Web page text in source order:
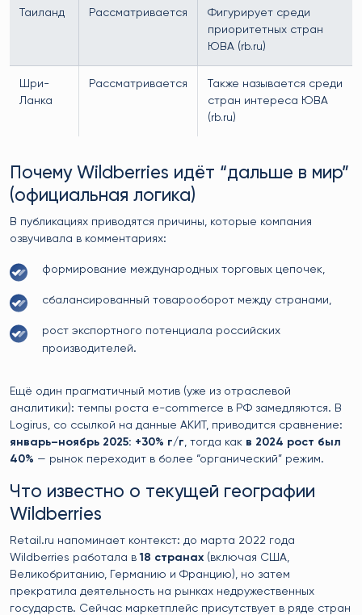
Таиланд Рассматривается
Фигурирует среди
приоритетных стран
ЮВА (rb.ru)
Шри-
Ланка
Рассматривается
Также называется среди
стран интереса ЮВА
(rb.ru)
Почему Wildberries идёт “дальше в мир”
(официальная логика)
В публикациях приводятся причины, которые компания
озвучивала в комментариях:
формирование международных торговых цепочек,
сбалансированный товарооборот между странами,
рост экспортного потенциала российских
производителей.
Ещё один прагматичный мотив (уже из отраслевой
аналитики): темпы роста e-commerce в РФ замедляются. В
Logirus, со ссылкой на данные АКИТ, приводится сравнение:
январь–ноябрь 2025: +30% г/г, тогда как в 2024 рост был
40% — рынок переходит в более “органический” режим.
Что известно о текущей географии
Wildberries
Retail.ru напоминает контекст: до марта 2022 года
Wildberries работала в18 странах (включая США,
Великобританию, Германию и Францию), но затем
прекратила деятельность на рынках недружественных
государств. Сейчас маркетплейс присутствует в ряде стран